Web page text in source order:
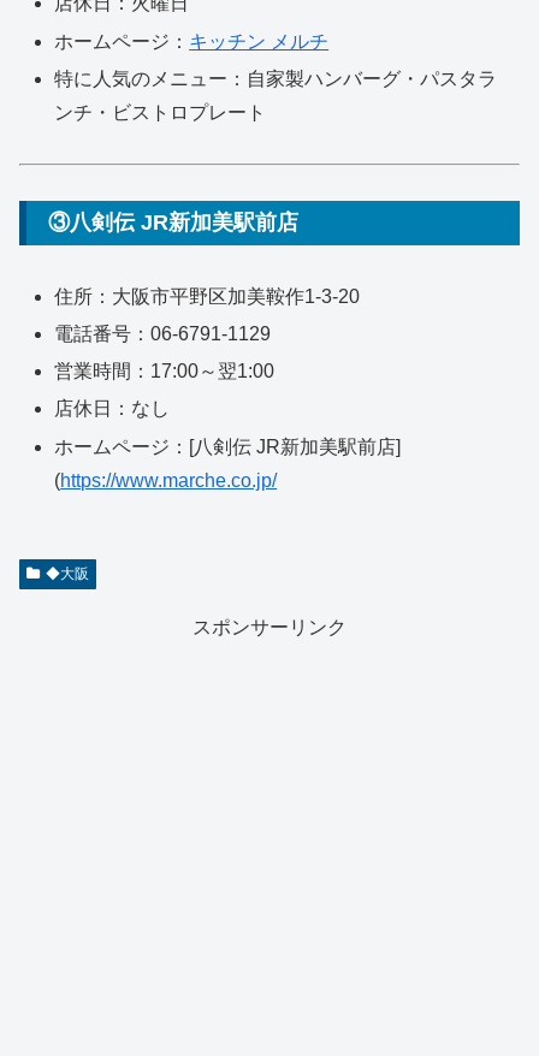
ホームページ： キッチン メルチ
特に人気のメニュー：自家製ハンバーグ・パスタラ
ンチ・ビストロプレート
③八剣伝 JR新加美駅前店
住所：大阪市平野区加美鞍作1-3-20
電話番号：06-6791-1129
営業時間：17:00～翌1:00
店休日：なし
ホームページ：[八剣伝 JR新加美駅前店]
(https://www.marche.co.jp/
◆大阪
スポンサーリンク